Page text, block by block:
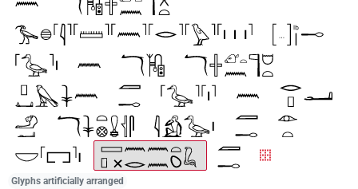
Glyphs artificially arranged